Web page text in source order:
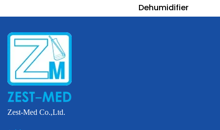
Dehumidifier
Zest-Med Co.,Ltd.